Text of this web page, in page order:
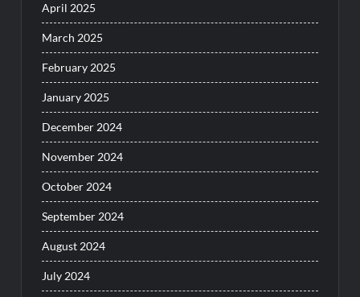
April 2025
March 2025
February 2025
January 2025
December 2024
November 2024
October 2024
September 2024
August 2024
July 2024